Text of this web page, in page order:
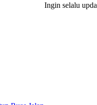
Ingin selalu